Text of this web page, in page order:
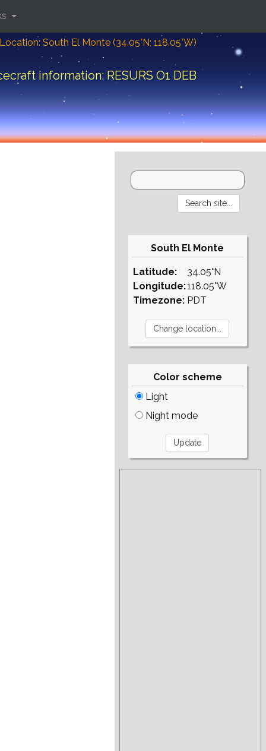
Location: South El Monte (34.05°N; 118.05°W)
information: RESURS O1 DEB
South El Monte
Latitude:
Longitude:
Timezone:
34.05°N
118.05°W
PDT
Color scheme
Light
Night mode